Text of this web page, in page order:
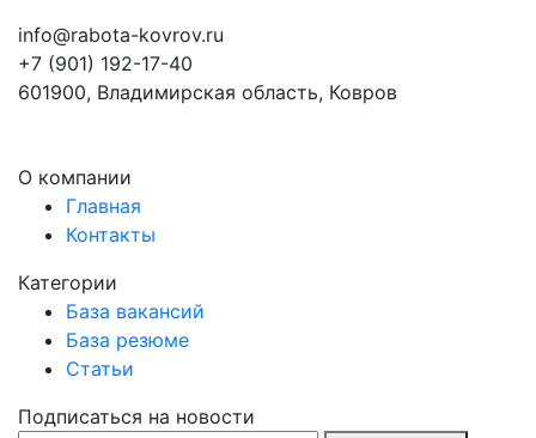
info@rabota-kovrov.ru
+7 (901) 192-17-40
601900, Владимирская область, Ковров
О компании
Главная
Контакты
Категории
База вакансий
База резюме
Статьи
Подписаться на новости